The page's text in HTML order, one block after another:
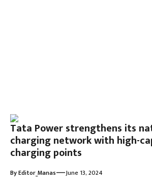
Tata Power strengthens its
charging network with high-
charging points
ByEditor_Manas—June 13, 2024